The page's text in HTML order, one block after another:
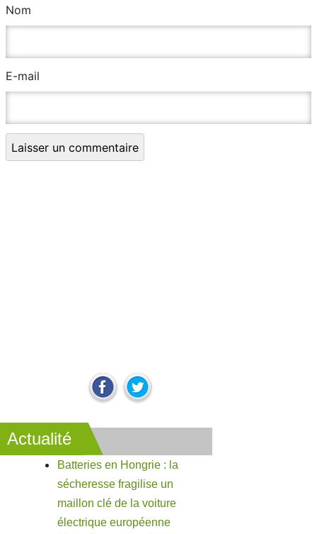
Nom
E-mail
Actualité
Batteries en Hongrie : la
sécheresse fragilise un
maillon clé de la voiture
électrique européenne